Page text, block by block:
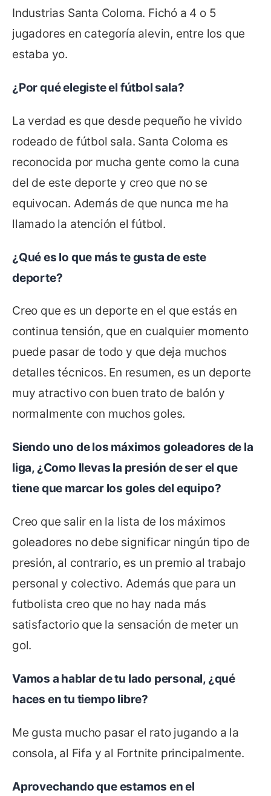
Industrias Santa Coloma. Fichó a 4 o 5
jugadores en categoría alevin, entre los que
estaba yo.
¿Por qué elegiste el fútbol sala?
La verdad es que desde pequeño he vivido
rodeado de fútbol sala. Santa Coloma es
reconocida por mucha gente como la cuna
del de este deporte y creo que no se
equivocan. Además de que nunca me ha
llamado la atención el fútbol.
¿Qué es lo que más te gusta de este
deporte?
Creo que es un deporte en el que estás en
continua tensión, que en cualquier momento
puede pasar de todo y que deja muchos
detalles técnicos. En resumen, es un deporte
muy atractivo con buen trato de balón y
normalmente con muchos goles.
Siendo uno de los máximos goleadores de la
liga, ¿Como llevas la presión de ser el que
tiene que marcar los goles del equipo?
Creo que salir en la lista de los máximos
goleadores no debe significar ningún tipo de
presión, al contrario, es un premio al trabajo
personal y colectivo. Además que para un
futbolista creo que no hay nada más
satisfactorio que la sensación de meter un
gol.
Vamos a hablar de tu lado personal, ¿qué
haces en tu tiempo libre?
Me gusta mucho pasar el rato jugando a la
consola, al Fifa y al Fortnite principalmente.
Aprovechando que estamos en el